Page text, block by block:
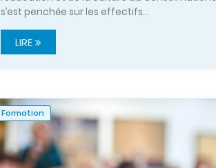
s’est penchée sur les effectifs…
LIRE
Formation